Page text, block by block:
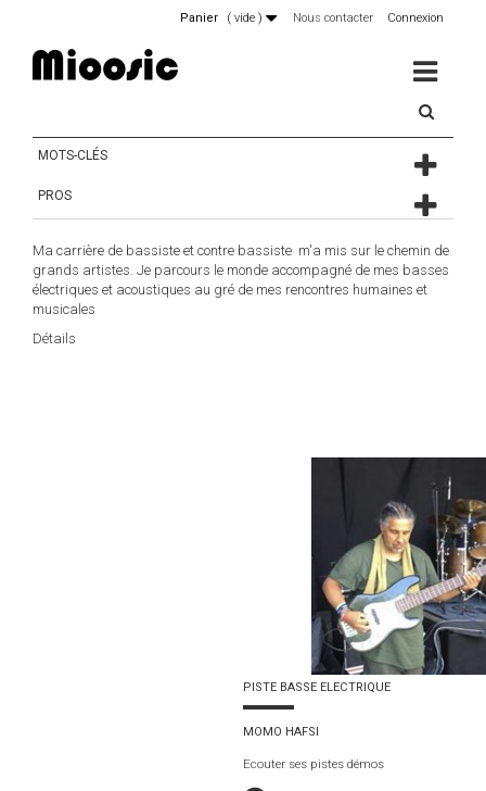
Connexion
Nous contacter
Panier ( vide )
MENU
MOTS-CLÉS
PROS
Ma carrière de bassiste et contre bassiste m'a mis sur le chemin de
grands artistes. Je parcours le monde accompagné de mes basses
électriques et acoustiques au gré de mes rencontres humaines et
musicales
Détails
PISTE BASSE ELECTRIQUE
MOMO HAFSI
Ecouter ses pistes démos